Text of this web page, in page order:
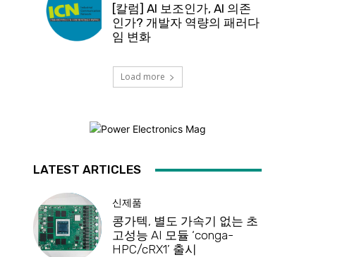
[칼럼] AI 보조인가, AI 의존
인가? 개발자 역량의 패러다
임 변화
Load more
LATEST ARTICLES
신제품
콩가텍, 별도 가속기 없는 초
고성능 AI 모듈 ‘conga-
HPC/cRX1’ 출시